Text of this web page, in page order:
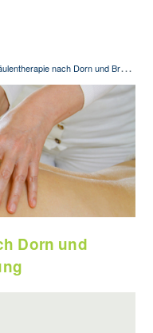
nach Dorn und Breuß-Massage Ausbildung
Dorn und